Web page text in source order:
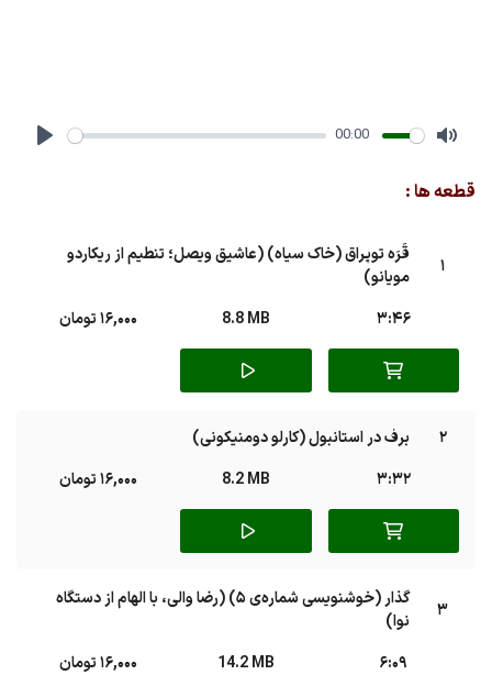
00:00
قطعه ها :
1
قَرَه توپراق (خاک سیاه) (عاشیق ویصل؛ تنطیم از ریکاردو
مویانو)
3:46
8.8 MB 16,000 تومان
2
برف در استانبول (کارلو دومنیکونی)
3:32
8.2 MB 16,000 تومان
3
گذار (خوشنویسی شماره‌ی 5) (رضا والی، با الهام از دستگاه
نوا)
6:09
14.2 MB 16,000 تومان